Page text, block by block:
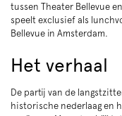
tussen Theater Bellevue
speelt exclusief als
Bellevue in Amsterdam.
Het verhaal
De partij van de
historische nederlaag en